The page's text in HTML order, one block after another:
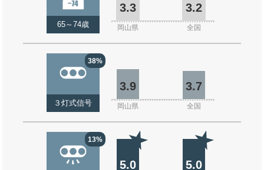
65～74歳
3.3 3.2
岡山県 全国
38%
３灯式信号
3.9 3.7
岡山県 全国
13%
5.0 5.0